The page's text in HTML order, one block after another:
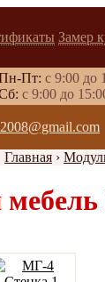
Замер
Пт: с 9:00 до
с 9:00 до
Главная ›